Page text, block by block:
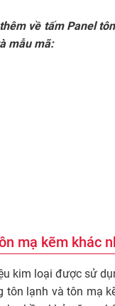
về tấm Panel
mẫu mã:
mạ kẽm khác
kim loại được sử
tôn lạnh và tôn mạ